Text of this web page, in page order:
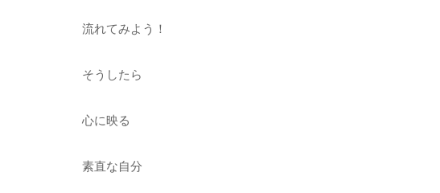
流れてみよう！
そうしたら
心に映る
素直な自分